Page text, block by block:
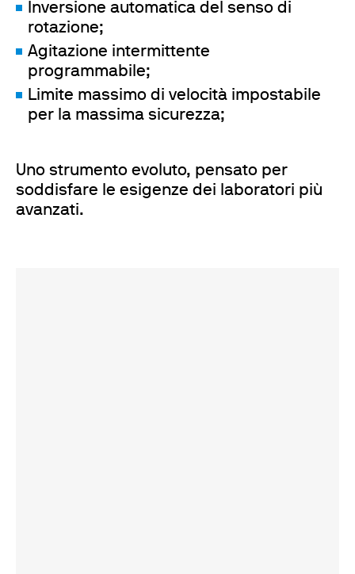
Inversione automatica del senso di
rotazione;
Agitazione intermittente
programmabile;
Limite massimo di velocità impostabile
per la massima sicurezza;
Uno strumento evoluto, pensato per
soddisfare le esigenze dei laboratori più
avanzati.